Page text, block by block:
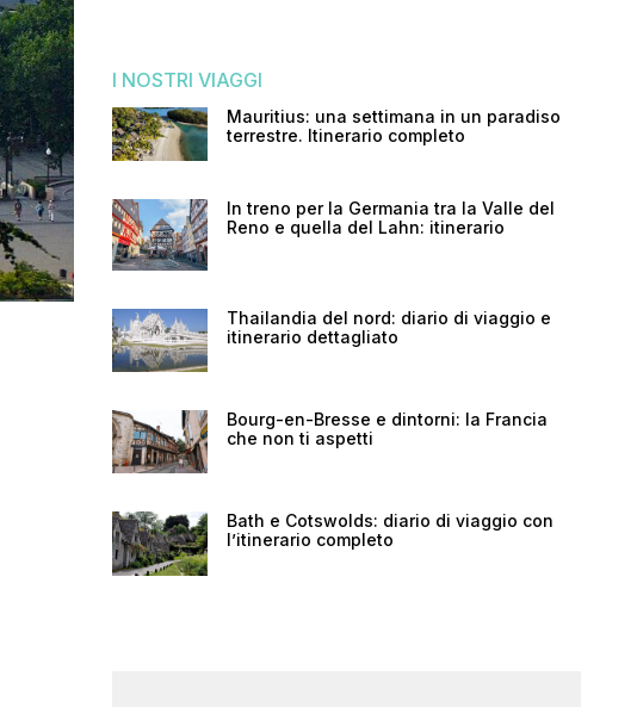
I NOSTRI VIAGGI
Mauritius: una settimana in un paradiso
terrestre. Itinerario completo
In treno per la Germania tra la Valle del
Reno e quella del Lahn: itinerario
Thailandia del nord: diario di viaggio e
itinerario dettagliato
Bourg-en-Bresse e dintorni: la Francia
che non ti aspetti
Bath e Cotswolds: diario di viaggio con
l’itinerario completo